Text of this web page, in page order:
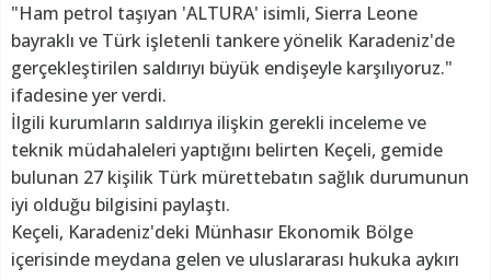
"Ham petrol taşıyan 'ALTURA' isimli, Sierra Leone
bayraklı ve Türk işletenli tankere yönelik Karadeniz'de
gerçekleştirilen saldırıyı büyük endişeyle karşılıyoruz."
ifadesine yer verdi.
İlgili kurumların saldırıya ilişkin gerekli inceleme ve
teknik müdahaleleri yaptığını belirten Keçeli, gemide
bulunan 27 kişilik Türk mürettebatın sağlık durumunun
iyi olduğu bilgisini paylaştı.
Keçeli, Karadeniz'deki Münhasır Ekonomik Bölge
içerisinde meydana gelen ve uluslararası hukuka aykırı